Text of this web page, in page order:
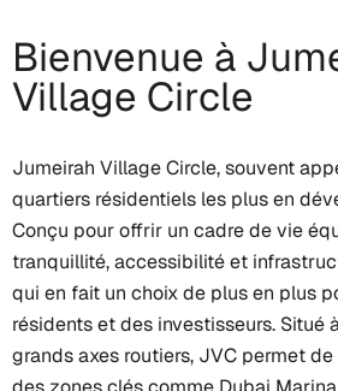
Bienvenue à
Village Circle
Jumeirah Village Circle, souvent
quartiers résidentiels les plus en
Conçu pour offrir un cadre de vie
tranquillité, accessibilité et
qui en fait un choix de plus en plus
résidents et des investisseurs. Situé
grands axes routiers, JVC permet